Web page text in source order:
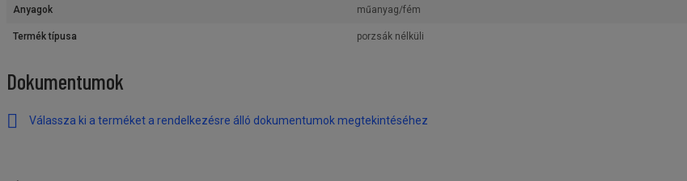
Anyagok műanyag/fém
Termék típusa porzsák nélküli
Dokumentumok
Válassza ki a terméket a rendelkezésre álló dokumentumok megtekintéséhez